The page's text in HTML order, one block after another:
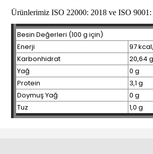
Ürünlerimiz ISO 22000: 2018 ve ISO 9001:
Besin Değerleri (100 g için)
Enerji
97
Karbonhidrat
20,64 g
Yağ
0 g
Protein
3,1 g
Doymuş Yağ
0 g
Tuz
1,0 g